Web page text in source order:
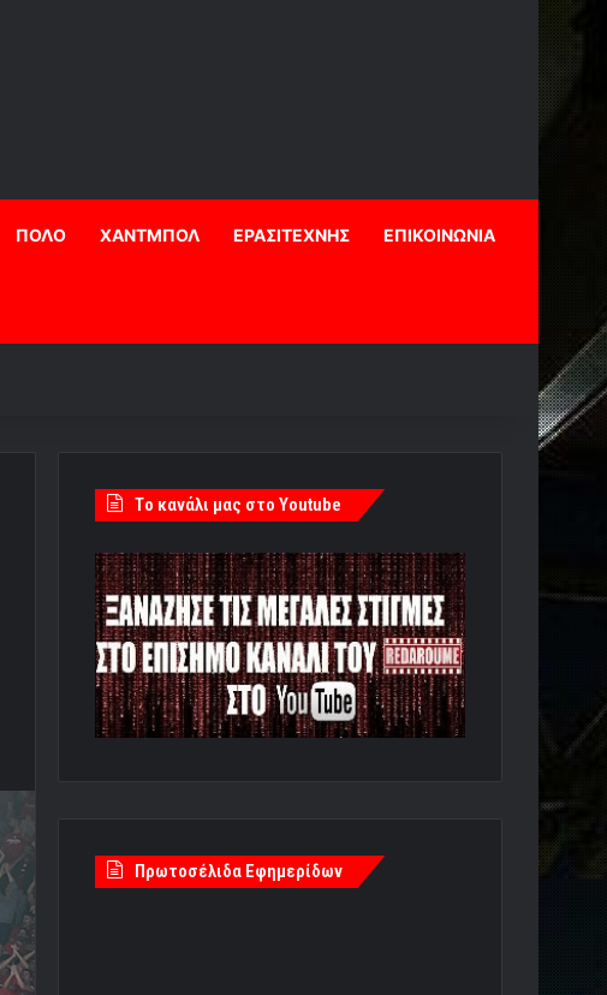
ΠΟΛΟ ΧΑΝΤΜΠΟΛ ΕΡΑΣΙΤΕΧΝΗΣ ΕΠΙΚΟΙΝΩΝΙΑ
Tο κανάλι μας στο Youtube
Πρωτοσέλιδα Εφημερίδων